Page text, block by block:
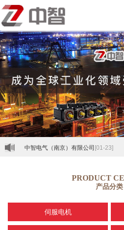
中智电气（南京）有限公司 [01-23]
PRODUCT
产品分类
伺服电机